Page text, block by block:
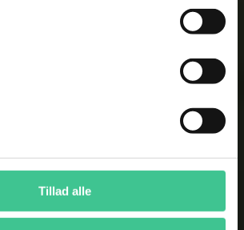
Tillad alle